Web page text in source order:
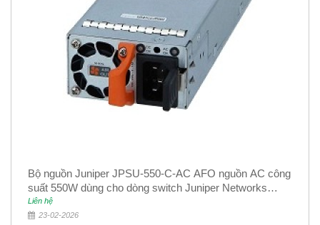
Bộ nguồn Juniper JPSU-550-C-AC AFO nguồn AC công
suất 550W dùng cho dòng switch Juniper Networks
EX4400
Liên hệ
23-02-2026